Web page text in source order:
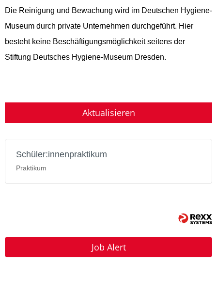
Die Reinigung und Bewachung wird im Deutschen Hygiene-
Museum durch private Unternehmen durchgeführt. Hier
besteht keine Beschäftigungsmöglichkeit seitens der
Stiftung Deutsches Hygiene-Museum Dresden.
Aktualisieren
Schüler:innenpraktikum
Praktikum
Job Alert